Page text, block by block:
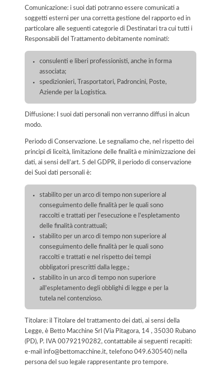
Comunicazione: i suoi dati potranno essere comunicati a
soggetti esterni per una corretta gestione del rapporto ed in
particolare alle seguenti categorie di Destinatari tra cui tutti i
Responsabili del Trattamento debitamente nominati:
consulenti e liberi professionisti, anche in forma
associata;
spedizionieri, Trasportatori, Padroncini, Poste,
Aziende per la Logistica.
Diffusione: I suoi dati personali non verranno diffusi in alcun
modo.
Periodo di Conservazione. Le segnaliamo che, nel rispetto dei
principi di liceità, limitazione delle finalità e minimizzazione dei
dati, ai sensi dell’art. 5 del GDPR, il periodo di conservazione
dei Suoi dati personali è:
stabilito per un arco di tempo non superiore al
conseguimento delle finalità per le quali sono
raccolti e trattati per l'esecuzione e l'espletamento
delle finalità contrattuali;
stabilito per un arco di tempo non superiore al
conseguimento delle finalità per le quali sono
raccolti e trattati e nel rispetto dei tempi
obbligatori prescritti dalla legge.;
stabilito in un arco di tempo non superiore
all'espletamento degli obblighi di legge e per la
tutela nel contenzioso.
Titolare: il Titolare del trattamento dei dati, ai sensi della
Legge, è Betto Macchine Srl (Via Pitagora, 14 , 35030 Rubano
(PD), P. IVA 00792190282, contattabile ai seguenti recapiti:
e-mail info@bettomacchine.it, telefono 049.630540) nella
persona del suo legale rappresentante pro tempore.